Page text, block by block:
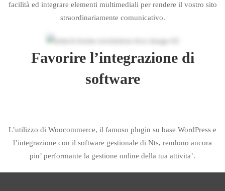
facilità ed integrare elementi multimediali per rendere il vostro sito
straordinariamente comunicativo.
Favorire l’integrazione di
software
L’utilizzo di Woocommerce, il famoso plugin su base WordPress e
l’integrazione con il software gestionale di Nts, rendono ancora
piu’ performante la gestione online della tua attivita’.